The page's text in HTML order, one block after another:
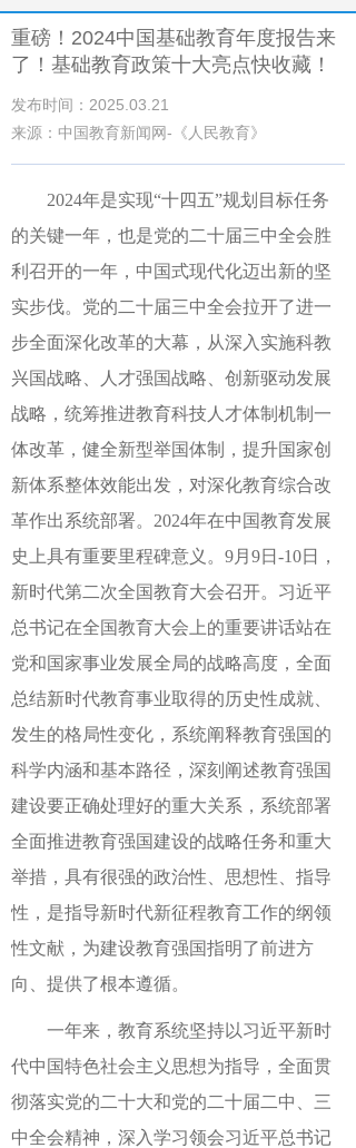
重磅！2024中国基础教育年度报告来
了！基础教育政策十大亮点快收藏！
发布时间：2025.03.21
来源：中国教育新闻网-《人民教育》
2024年是实现“十四五”规划目标任务
的关键一年，也是党的二十届三中全会胜
利召开的一年，中国式现代化迈出新的坚
实步伐。党的二十届三中全会拉开了进一
步全面深化改革的大幕，从深入实施科教
兴国战略、人才强国战略、创新驱动发展
战略，统筹推进教育科技人才体制机制一
体改革，健全新型举国体制，提升国家创
新体系整体效能出发，对深化教育综合改
革作出系统部署。2024年在中国教育发展
史上具有重要里程碑意义。9月9日-10日，
新时代第二次全国教育大会召开。习近平
总书记在全国教育大会上的重要讲话站在
党和国家事业发展全局的战略高度，全面
总结新时代教育事业取得的历史性成就、
发生的格局性变化，系统阐释教育强国的
科学内涵和基本路径，深刻阐述教育强国
建设要正确处理好的重大关系，系统部署
全面推进教育强国建设的战略任务和重大
举措，具有很强的政治性、思想性、指导
性，是指导新时代新征程教育工作的纲领
性文献，为建设教育强国指明了前进方
向、提供了根本遵循。
一年来，教育系统坚持以习近平新时
代中国特色社会主义思想为指导，全面贯
彻落实党的二十大和党的二十届二中、三
中全会精神，深入学习领会习近平总书记